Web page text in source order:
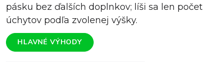
pásku bez ďalších doplnkov; líši sa len počet
úchytov podľa zvolenej výšky.
HLAVNÉ VÝHODY